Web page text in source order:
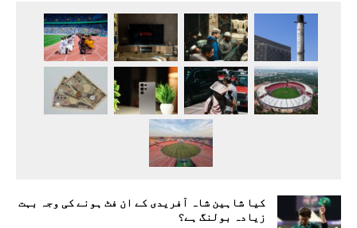
کیا شاہین شاہ آفریدی کے ان فٹ ہونے کی وجہ بہت
زیادہ بولنگ ہے؟